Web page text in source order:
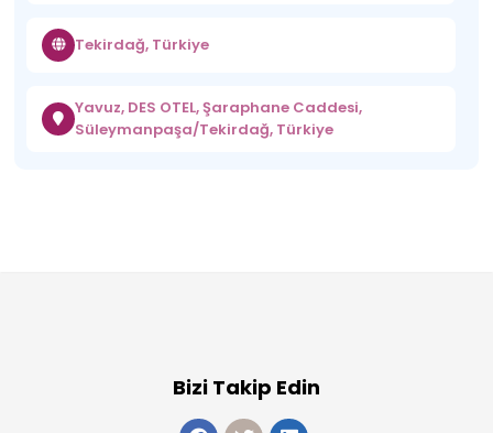
Tekirdağ, Türkiye
Yavuz, DES OTEL, Şaraphane Caddesi,
Süleymanpaşa/Tekirdağ, Türkiye
Bizi Takip Edin